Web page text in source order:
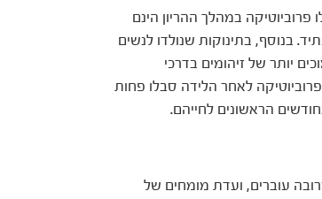
במהלך ההריון הינם
בנוסף, בתינוקות שנולדו לנשים
יותר של זיהומים בדרכי
לאחר הלידה סבלו פחות
הראשונים לחייהם.
עוברים, ועדת מומחים של